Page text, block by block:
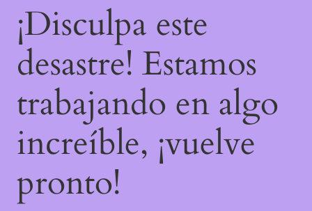
¡Disculpa este
desastre! Estamos
trabajando en algo
increíble, ¡vuelve
pronto!